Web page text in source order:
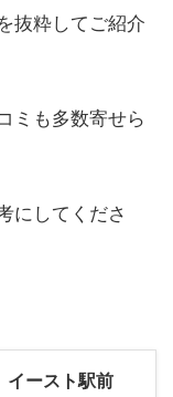
抜粋してご紹介
ミも多数寄せら
にしてくださ
イースト駅前